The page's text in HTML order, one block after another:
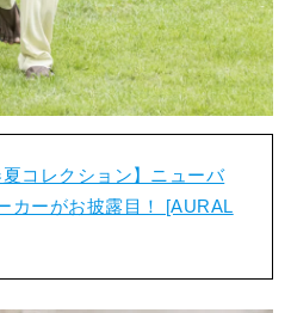
夏コレクション】ニューバ
カーがお披露目！ [AURAL